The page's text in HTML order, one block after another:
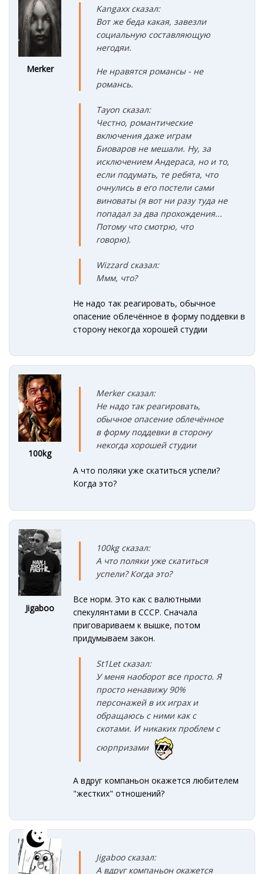
Merker
Kangaxx сказал:
Вот же беда какая, завезли
социальную составляющую
негодяи.
Не нравятся романсы - не
романсь.
Tayon сказал:
Честно, романтические
включения даже играм
Биоваров не мешали. Ну, за
исключением Андераса, но и то,
если подумать, те ребята, что
очнулись в его постели сами
виноваты (я вот ни разу туда не
попадал за два прохождения...
Потому что смотрю, что
говорю).
Wizzard сказал:
Ммм, что?
Не надо так реагировать, обычное
опасение облечённое в форму поддевки в
сторону некогда хорошей студии
100kg
Merker сказал:
Не надо так реагировать,
обычное опасение облечённое
в форму поддевки в сторону
некогда хорошей студии
А что поляки уже скатиться успели?
Когда это?
Jigaboo
100kg сказал:
А что поляки уже скатиться
успели? Когда это?
Все норм. Это как с валютными
спекулянтами в СССР. Сначала
приговариваем к вышке, потом
придумываем закон.
St1Let сказал:
Уменя наоборот все просто. Я
просто ненавижу 90%
персонажей в их играх и
обращаюсь с ними как с
скотами. И никаких проблем с
сюрпризами
А вдруг компаньон окажется любителем
"жестких" отношений?
Jigaboo сказал:
А вдруг компаньон окажется